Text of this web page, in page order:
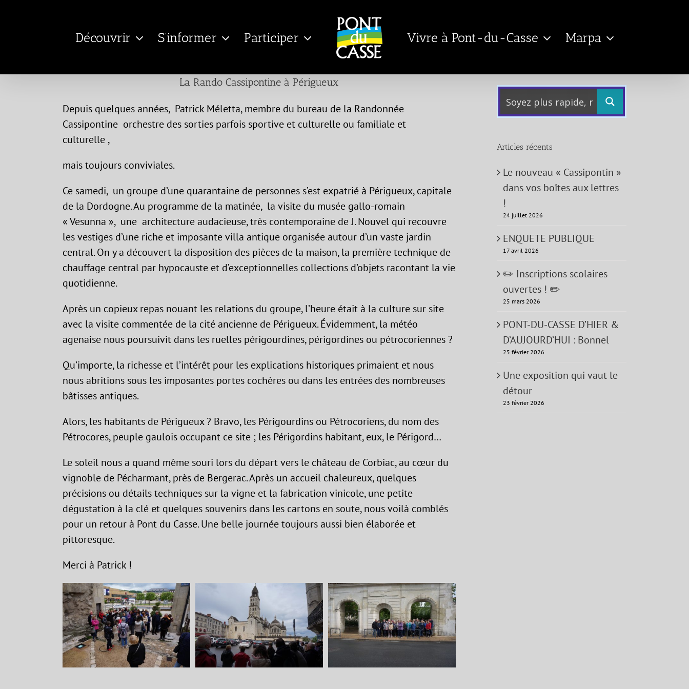
Découvrir S’informer Participer Vivre à Pont-du-Casse Marpa
La Rando Cassipontine à Périgueux
Depuis quelques années, Patrick Méletta, membre du bureau de la Randonnée
Cassipontine orchestre des sorties parfois sportive et culturelle ou familiale et
culturelle ,
mais toujours conviviales.
Ce samedi, un groupe d’une quarantaine de personnes s’est expatrié à Périgueux, capitale
de la Dordogne. Au programme de la matinée, la visite du musée gallo-romain
« Vesunna », une architecture audacieuse, très contemporaine de J. Nouvel qui recouvre
les vestiges d’une riche et imposante villa antique organisée autour d’un vaste jardin
central. On y a découvert la disposition des pièces de la maison, la première technique de
chauffage central par hypocauste et d’exceptionnelles collections d’objets racontant la vie
quotidienne.
Après un copieux repas nouant les relations du groupe, l’heure était à la culture sur site
avec la visite commentée de la cité ancienne de Périgueux. Évidemment, la météo
agenaise nous poursuivit dans les ruelles périgourdines, périgordines ou pétrocoriennes ?
Qu’importe, la richesse et l’intérêt pour les explications historiques primaient et nous
nous abritions sous les imposantes portes cochères ou dans les entrées des nombreuses
bâtisses antiques.
Alors, les habitants de Périgueux ? Bravo, les Périgourdins ou Pétrocoriens, du nom des
Pétrocores, peuple gaulois occupant ce site ; les Périgordins habitant, eux, le Périgord…
Le soleil nous a quand même souri lors du départ vers le château de Corbiac, au cœur du
vignoble de Pécharmant, près de Bergerac. Après un accueil chaleureux, quelques
précisions ou détails techniques sur la vigne et la fabrication vinicole, une petite
dégustation à la clé et quelques souvenirs dans les cartons en soute, nous voilà comblés
pour un retour à Pont du Casse. Une belle journée toujours aussi bien élaborée et
pittoresque.
Merci à Patrick !
Articles récents
Le nouveau « Cassipontin »
dans vos boîtes aux lettres
!
24 juillet 2026
ENQUETE PUBLIQUE
17 avril 2026
✏️ Inscriptions scolaires
ouvertes ! ✏️
25 mars 2026
PONT-DU-CASSE D’HIER &
D’AUJOURD’HUI : Bonnel
25 février 2026
Une exposition qui vaut le
détour
23 février 2026